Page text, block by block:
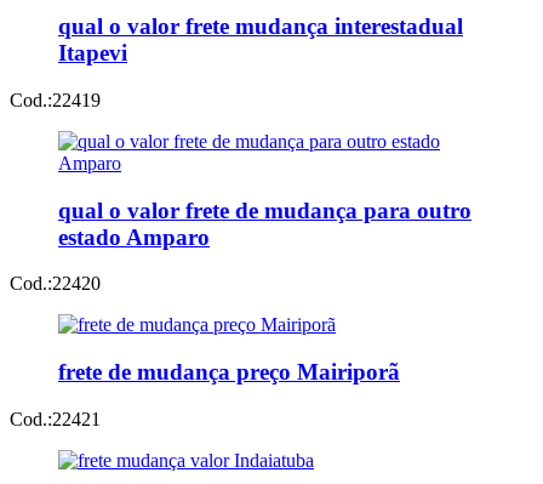
qual o valor frete mudança interestadual
Itapevi
Cod.:22419
qual o valor frete de mudança para outro
estado Amparo
Cod.:22420
frete de mudança preço Mairiporã
Cod.:22421